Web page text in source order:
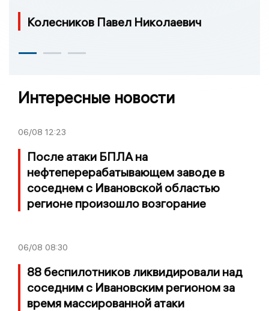
Колесников Павел Николаевич
Интересные новости
06/08 12:23
После атаки БПЛА на
нефтеперерабатывающем заводе в
соседнем с Ивановской областью
регионе произошло возгорание
06/08 08:30
88 беспилотников ликвидировали над
соседним с Ивановским регионом за
время массированной атаки